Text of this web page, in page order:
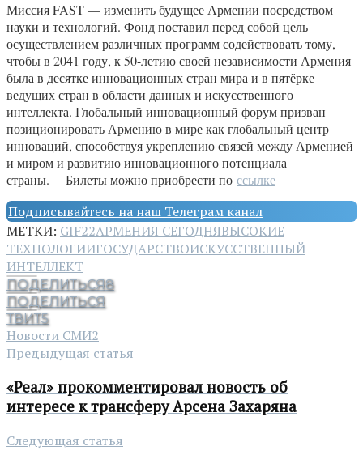
Миссия FAST — изменить будущее Армении посредством
науки и технологий. Фонд поставил перед собой цель
осуществлением различных программ содействовать тому,
чтобы в 2041 году, к 50-летию своей независимости Армения
была в десятке инновационных стран мира и в пятёрке
ведущих стран в области данных и искусственного
интеллекта. Глобальный инновационный форум призван
позиционировать Армению в мире как глобальный центр
инноваций, способствуя укреплению связей между Арменией
и миром и развитию инновационного потенциала
страны. Билеты можно приобрести по ссылке
Подписывайтесь на наш Телеграм канал
МЕТКИ: GIF22АРМЕНИЯ СЕГОДНЯВЫСОКИЕ
ТЕХНОЛОГИИГОСУДАРСТВОИСКУССТВЕННЫЙ
ИНТЕЛЛЕКТ
ПОДЕЛИТЬСЯ8
ПОДЕЛИТЬСЯ
ТВИТ5
Новости СМИ2
Предыдущая статья
«Реал» прокомментировал новость об
интересе к трансферу Арсена Захаряна
Следующая статья